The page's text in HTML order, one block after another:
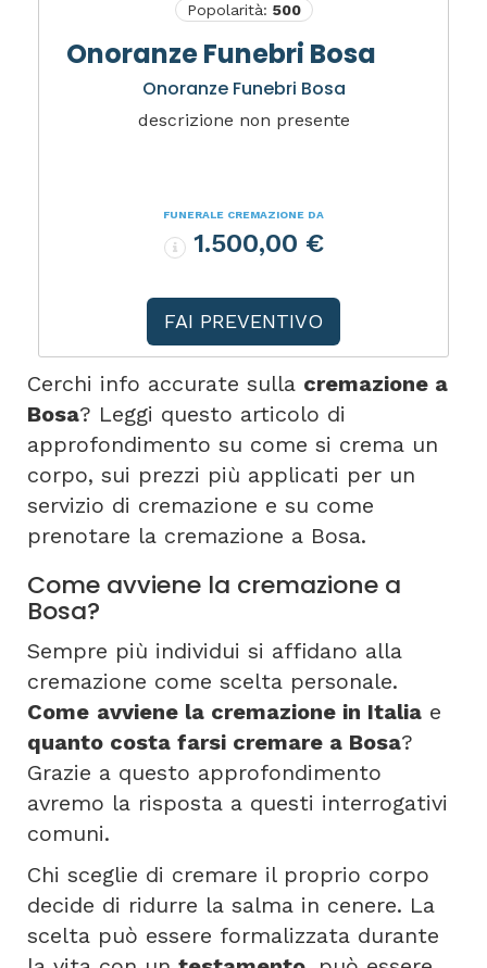
Popolarità: 500
Onoranze Funebri Bosa
Onoranze Funebri Bosa
descrizione non presente
FUNERALE CREMAZIONE DA
1.500,00 €
FAI PREVENTIVO
Cerchi info accurate sulla cremazione a
Bosa? Leggi questo articolo di
approfondimento su come si crema un
corpo, sui prezzi più applicati per un
servizio di cremazione e su come
prenotare la cremazione a Bosa.
Come avviene la cremazione a
Bosa?
Sempre più individui si affidano alla
cremazione come scelta personale.
Come avviene la cremazione in Italia e
quanto costa farsi cremare a Bosa?
Grazie a questo approfondimento
avremo la risposta a questi interrogativi
comuni.
Chi sceglie di cremare il proprio corpo
decide di ridurre la salma in cenere. La
scelta può essere formalizzata durante